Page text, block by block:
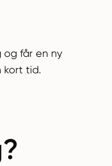
og får en ny
kort tid.